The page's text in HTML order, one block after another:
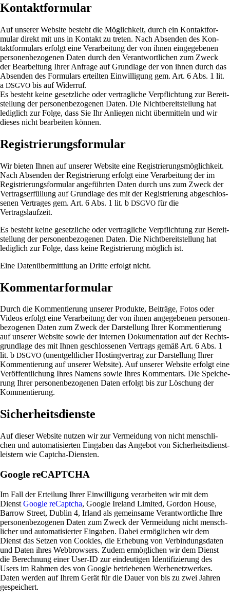
Kontaktformular
Auf unserer Web­site besteht die Mög­lich­keit, durch ein Kon­takt­for­
mular direkt mit uns in Kon­takt zu treten. Nach Absenden des Kon­
takt­for­mu­lars erfolgt eine Ver­ar­bei­tung der von ihnen ein­ge­ge­benen
per­so­nen­be­zo­genen Daten durch den Ver­ant­wort­li­chen zum Zweck
der Bear­bei­tung Ihrer Anfrage auf Grund­lage der von ihnen durch das
Absenden des For­mu­lars erteilten Ein­wil­li­gung gem. Art. 6 Abs. 1 lit.
a DSGVO bis auf Widerruf.
Es besteht keine gesetz­liche oder ver­trag­liche Ver­pflich­tung zur Bereit­
stel­lung der per­so­nen­be­zo­genen Daten. Die Nicht­be­reit­stel­lung hat
ledig­lich zur Folge, dass Sie Ihr Anliegen nicht über­mit­teln und wir
dieses nicht bear­beiten können.
Registrierungsformular
Wir bieten Ihnen auf unserer Web­site eine Regi­strie­rungs­mög­lich­keit.
Nach Absenden der Regi­strie­rung erfolgt eine Ver­ar­bei­tung der im
Regi­strie­rungs­for­mular ange­führten Daten durch uns zum Zweck der
Ver­trags­er­fül­lung auf Grund­lage des mit der Regi­strie­rung abge­schlos­
senen Ver­trages gem. Art. 6 Abs. 1 lit. b DSGVO für die
Vertragslaufzeit.
Es besteht keine gesetz­liche oder ver­trag­liche Ver­pflich­tung zur Bereit­
stel­lung der per­so­nen­be­zo­genen Daten. Die Nicht­be­reit­stel­lung hat
ledig­lich zur Folge, dass keine Regi­strie­rung mög­lich ist.
Eine Daten­über­mitt­lung an Dritte erfolgt nicht.
Kommentarformular
Durch die Kom­men­tie­rung unserer Pro­dukte, Bei­träge, Fotos oder
Videos erfolgt eine Ver­ar­bei­tung der von ihnen ange­ge­benen per­so­nen­
be­zo­genen Daten zum Zweck der Dar­stel­lung Ihrer Kom­men­tie­rung
auf unserer Web­site sowie der internen Doku­men­ta­tion auf der Rechts­
grund­lage des mit Ihnen geschlos­senen Ver­trags gemäß Art. 6 Abs. 1
lit. b DSGVO (unent­gelt­li­cher Hosting­ver­trag zur Dar­stel­lung Ihrer
Kom­men­tie­rung auf unserer Web­site). Auf unserer Web­site erfolgt eine
Ver­öf­fent­li­chung Ihres Namens sowie Ihres Kom­men­tars. Die Spei­che­
rung Ihrer per­so­nen­be­zo­genen Daten erfolgt bis zur Löschung der
Kommentierung.
Sicherheitsdienste
Auf dieser Web­site nutzen wir zur Ver­mei­dung von nicht mensch­li­
chen und auto­ma­ti­sierten Ein­gaben das Angebot von Sicher­heits­dienst­
lei­stern wie Captcha-Diensten.
Google reCAPTCHA
Im Fall der Ertei­lung Ihrer Ein­wil­li­gung ver­ar­beiten wir mit dem
Dienst Google reCaptcha, Google Ire­land Limited, Gordon House,
Barrow Street, Dublin 4, Irland als gemein­same Ver­ant­wort­liche Ihre
per­so­nen­be­zo­genen Daten zum Zweck der Ver­mei­dung nicht mensch­
li­cher und auto­ma­ti­sierter Ein­gaben. Dabei ermög­li­chen wir dem
Dienst das Setzen von Coo­kies, die Erhe­bung von Ver­bin­dungs­daten
und Daten ihres Web­brow­sers. Zudem ermög­li­chen wir dem Dienst
die Berech­nung einer User-ID zur ein­deu­tigen Iden­ti­fi­zie­rung des
Users im Rahmen des von Google betrie­benen Wer­be­netz­werkes.
Daten werden auf Ihrem Gerät für die Dauer von bis zu zwei Jahren
gespeichert.